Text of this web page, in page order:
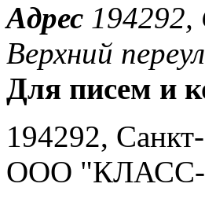
Адрес 194292,
Верхний
Для писем и
194292,
ООО